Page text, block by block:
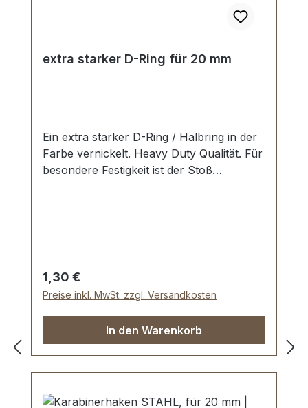
extra starker D-Ring für 20 mm
Ein extra starker D-Ring / Halbring in der
Farbe vernickelt. Heavy Duty Qualität. Für
besondere Festigkeit ist der Stoß
bester galvanischer Vernickelung.
Durchlassweite: 20 mm, Drahtstärke: 4,0
mm. Lieferumfang: 1 Stück D-Ring
Regulärer Preis:
1,30 €
Preise inkl. MwSt. zzgl. Versandkosten
In den Warenkorb